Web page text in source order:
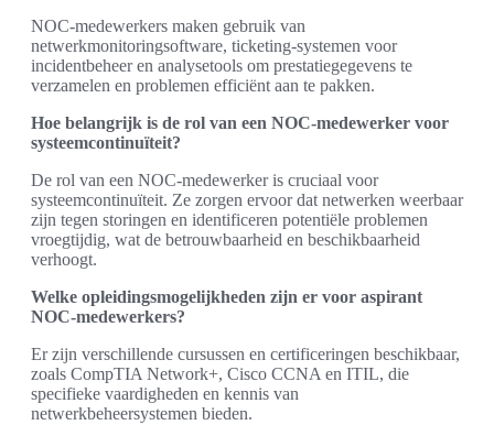
NOC-medewerkers maken gebruik van
netwerkmonitoringsoftware, ticketing-systemen voor
incidentbeheer en analysetools om prestatiegegevens te
verzamelen en problemen efficiënt aan te pakken.
Hoe belangrijk is de rol van een NOC-medewerker voor
systeemcontinuïteit?
De rol van een NOC-medewerker is cruciaal voor
systeemcontinuïteit. Ze zorgen ervoor dat netwerken weerbaar
zijn tegen storingen en identificeren potentiële problemen
vroegtijdig, wat de betrouwbaarheid en beschikbaarheid
verhoogt.
Welke opleidingsmogelijkheden zijn er voor aspirant
NOC-medewerkers?
Er zijn verschillende cursussen en certificeringen beschikbaar,
zoals CompTIA Network+, Cisco CCNA en ITIL, die
specifieke vaardigheden en kennis van
netwerkbeheersystemen bieden.